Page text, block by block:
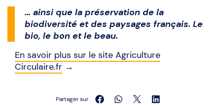
… ainsi que la préservation de la
biodiversité et des paysages français. Le
bio, le bon et le beau.
En savoir plus sur le site Agriculture
Circulaire.fr →
Partager sur